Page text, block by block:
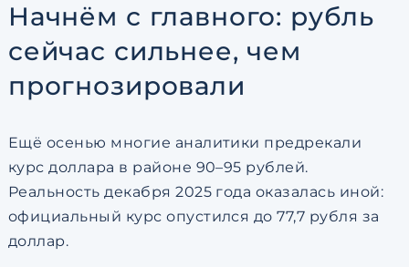
Начнём с главного: рубль
сейчас сильнее, чем
прогнозировали
Ещё осенью многие аналитики предрекали
курс доллара в районе 90–95 рублей.
Реальность декабря 2025 года оказалась иной:
официальный курс опустился до 77,7 рубля за
доллар.